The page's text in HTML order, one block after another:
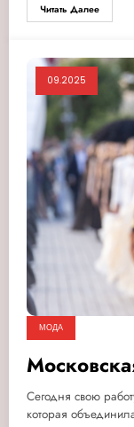
Читать Далее
09.2025
МОДА
Сегодня свою
которая